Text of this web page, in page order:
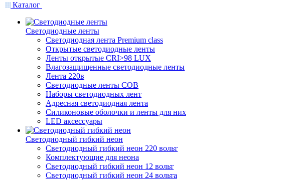
Каталог
Светодиодные ленты
Светодиодная лента Premium class
Открытые светодиодные ленты
Ленты открытые CRI>98 LUX
Влагозащищенные светодиодные ленты
Лента 220в
Светодиодные ленты COB
Наборы светодиодных лент
Адресная светодиодная лента
Силиконовые оболочки и ленты для них
LED аксессуары
Светодиодный гибкий неон
Светодиодный гибкий неон 220 вольт
Комплектующие для неона
Светодиодный гибкий неон 12 вольт
Светодиодный гибкий неон 24 вольта